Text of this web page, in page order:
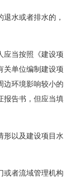
水或者排水的，
当按照《建设项
关单位编制建设项
边环境影响较小的
报告书，但应当填
以及建设项目水
者流域管理机构